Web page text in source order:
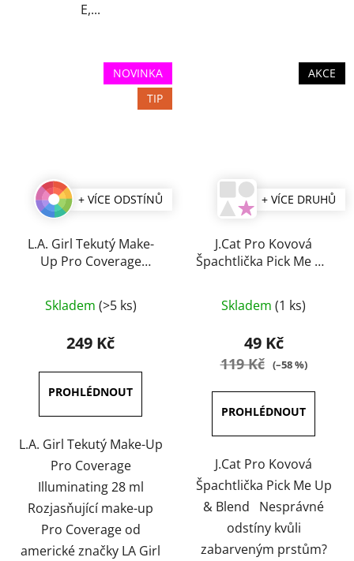
E,...
NOVINKA
TIP
+ VÍCE ODSTÍNŮ
L.A. Girl Tekutý Make-
Up Pro Coverage
hodnocení
produktu
3,6
z
5
hvězdiček.
Skladem (>5 ks)
249 Kč
L.A. Girl Tekutý Make-Up
Pro Coverage
Illuminating 28 ml
Rozjasňující make-up
Pro Coverage od
americké značky LA Girl
AKCE
+ VÍCE DRUHŮ
J.Cat Pro Kovová
Špachtlička Pick Me Up
hodnocení
produktu
je
5
hvězdiček.
Skladem (1 ks)
49 Kč
119 Kč (–58 %)
J.Cat Pro Kovová
Špachtlička Pick Me Up
& Blend Nesprávné
odstíny kvůli
zabarveným prstům?